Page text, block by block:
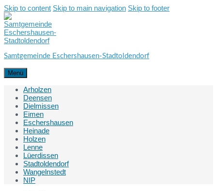
Skip to content Skip to main navigation Skip to footer
Samtgemeinde Eschershausen-Stadtoldendorf
Menü
Arholzen
Deensen
Dielmissen
Eimen
Eschershausen
Heinade
Holzen
Lenne
Lüerdissen
Stadtoldendorf
Wangelnstedt
NIP